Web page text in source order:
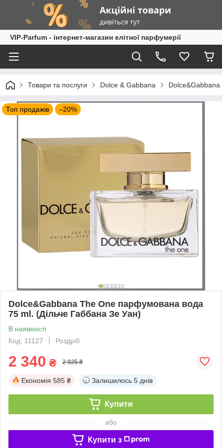
VIP-Parfum - інтернет-магазин елітної парфумерії
Товари та послуги Dolce & Gabbana
Топ продажів –20%
Dolce&Gabbana The One парфумована вода
75 ml. (Дільче Габбана Зе Уан)
В наявності
Код: 11127
Роздріб
2 340 ₴ 2 925 ₴
Економія 585 ₴ Залишилось 5 днів
Купити
або
Купити з